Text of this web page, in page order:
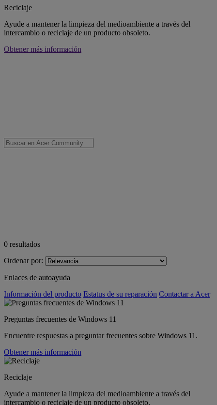
Reciclaje
Ayude a mantener la limpieza del medioambiente a través del
intercambio o reciclaje de un producto obsoleto.
Obtener más información
0 resultados
Ordenar por:
Enlaces de autoayuda
Información del producto Estatus de su reparación Contactar a Acer
Preguntas frecuentes de Windows 11
Encuentre respuestas a preguntar frecuentes sobre Windows 11.
Obtener más información
Reciclaje
Ayude a mantener la limpieza del medioambiente a través del
intercambio o reciclaje de un producto obsoleto.